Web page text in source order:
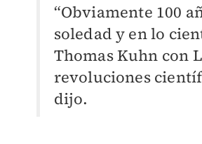
“Obviamente 100
soledad y en lo
Thomas Kuhn con
revoluciones
dijo.